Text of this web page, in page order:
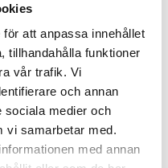
att anpassa innehållet
tillhandahålla funktioner
vår trafik. Vi
och annan
sociala medier och
vi samarbetar med.
med annan
höga och det
flesta att få ett lån
med så måste du
vara minst 20 år. Du
Det går